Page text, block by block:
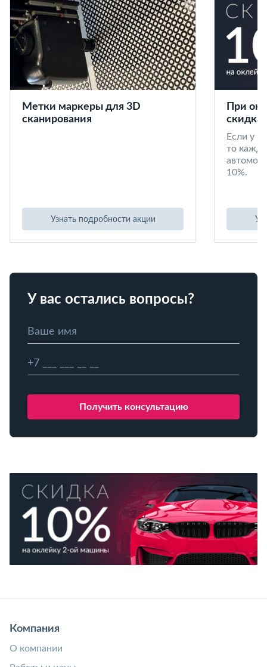
Метки маркеры для 3D
сканирования
Узнать подробности акции
При
скидка
Если у
то
10%.
У вас остались вопросы?
Компания
О компании